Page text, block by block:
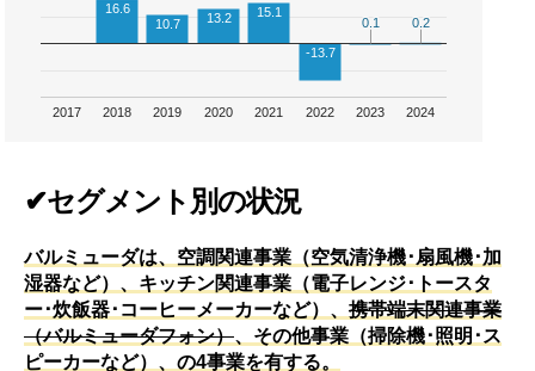
2017 2018 2019 2020 2021 2022 2023 2024
16.6
10.7
13.2 15.1
-13.7
0.1
0.1 0.2
0.2
✔セグメント別の状況
バルミューダは、空調関連事業（空気清浄機･扇風機･加
湿器など）、キッチン関連事業（電子レンジ･トースタ
ー･炊飯器･コーヒーメーカーなど）、 携帯端末関連事業
（バルミューダフォン）、その他事業（掃除機･照明･ス
ピーカーなど）、の4事業を有する。